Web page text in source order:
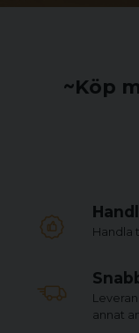
~Köp
Handla
annat